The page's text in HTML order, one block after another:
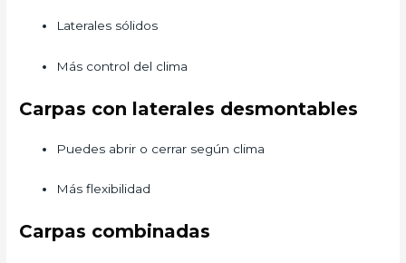
Laterales sólidos
Más control del clima
Carpas con laterales desmontables
Puedes abrir o cerrar según clima
Más flexibilidad
Carpas combinadas